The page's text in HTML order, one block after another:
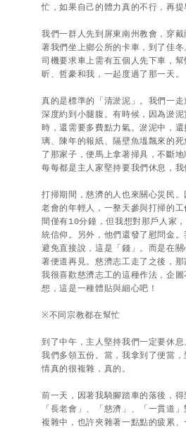
忙，如果自己的體力真的不行，再
我們一群人先到屏東南州教會，穿
著我們坐上鄉公所的卡車，到了佳
司機要求車上需有五個人先下車，
昕、哲豪和我，一起度過了那一天。
真的是標準的「清淤泥」。我們一
深度約到小腿腹。有時候，因為淤
時，還需要多費點力氣。淤泥中，
璃、陳年的報紙、隔壁魚塭飄來
了那家子，便馬上拿著掃具，不斷
每每都是主人家堅持要我們休息，
打掃期間，慈濟的人也來關心災民
老會的年輕人，一整天參與打掃的
間僅有10分鐘，但我想對那戶人家
統信仰。另外，他們還發了慰問金
避免直接說，這是「錢」。而是在
著便道再見。慈濟志工走了之後
我很喜歡慈濟志工的這種作法，企
想，這是一種體貼與細心吧！
※不同宗教都在幫忙
到了中午，主人堅持我們一定要休
我們多領五份。當，我拿到了便當
情真的很複雜，真的。
前一天，因著我騎腳踏車的落後，
「長老會」、「慈濟」、「一貫道
複雜中，也許夾雜著一點點的疲